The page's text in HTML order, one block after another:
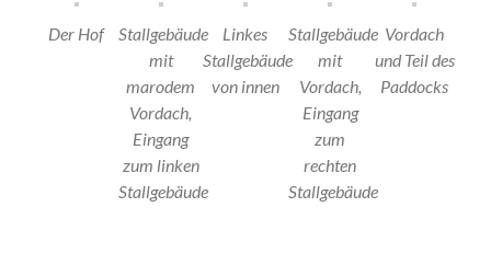
Der Hof
Stallgebäude
mit
marodem
Vordach,
Eingang
zum linken
Stallgebäude
Linkes
Stallgebäude
von innen
Stallgebäude
mit
Vordach,
Eingang
zum
rechten
Stallgebäude
Vordach
und Teil des
Paddocks